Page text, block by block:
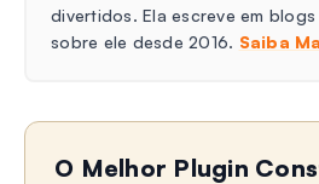
divertidos. Ela escreve em
sobre ele desde 2016. Saiba
O Melhor Plugin